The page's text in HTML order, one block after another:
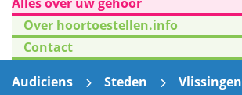
Over hoortoestellen.info
Contact
Audiciens
Steden Vlissingen